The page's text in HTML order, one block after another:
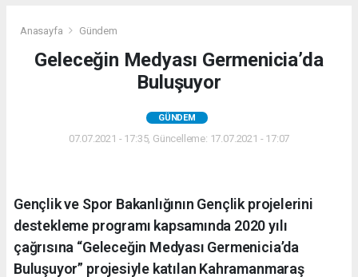
Anasayfa Gündem
Geleceğin Medyası Germenicia’da
Buluşuyor
GÜNDEM
07.07.2021 - 17:35, Güncelleme: 17.07.2021 - 17:07
Gençlik ve Spor Bakanlığının Gençlik projelerini
destekleme programı kapsamında 2020 yılı
çağrısına “Geleceğin Medyası Germenicia’da
Buluşuyor” projesiyle katılan Kahramanmaraş